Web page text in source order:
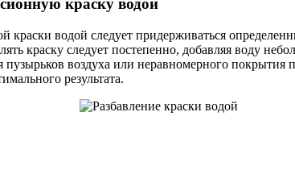
краску водой
краски водой следует придерживаться
краску следует постепенно, добавляя воду
пузырьков воздуха или неравномерного
результата.